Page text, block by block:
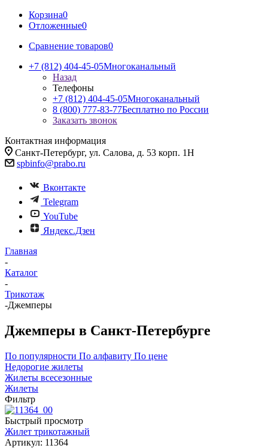
Корзина0
Отложенные0
Сравнение товаров0
+7 (812) 404-45-05Многоканальный
Назад
Телефоны
+7 (812) 404-45-05Многоканальный
8 (800) 777-83-77Бесплатно по России
Заказать звонок
Контактная информация
Санкт-Петербург, ул. Салова, д. 53 корп. 1Н
spbinfo@prabo.ru
Вконтакте
Telegram
YouTube
Яндекс.Дзен
Главная
-
Каталог
-
Трикотаж
-Джемперы
Джемперы в Санкт-Петербурге
По популярности По алфавиту По цене
Недорогие жилеты
Жилеты всесезонные
Жилеты
Фильтр
Быстрый просмотр
Жилет трикотажный
Артикул: 11364